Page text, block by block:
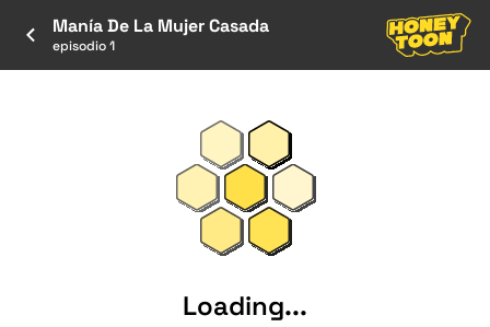
Manía De La Mujer Casada
episodio 1
Loading...